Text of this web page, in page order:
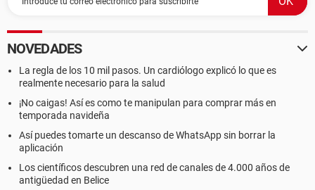
NOVEDADES
La regla de los 10 mil pasos. Un cardiólogo explicó lo que es
realmente necesario para la salud
¡No caigas! Así es como te manipulan para comprar más en
temporada navideña
Así puedes tomarte un descanso de WhatsApp sin borrar la
aplicación
Los científicos descubren una red de canales de 4.000 años de
antigüedad en Belice